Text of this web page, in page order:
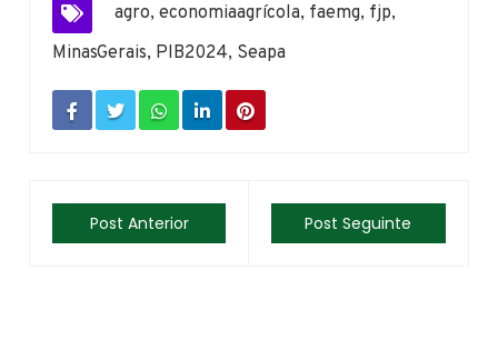
agro,economiaagrícola, faemg, fjp,
MinasGerais, PIB2024, Seapa
Post Anterior Post Seguinte